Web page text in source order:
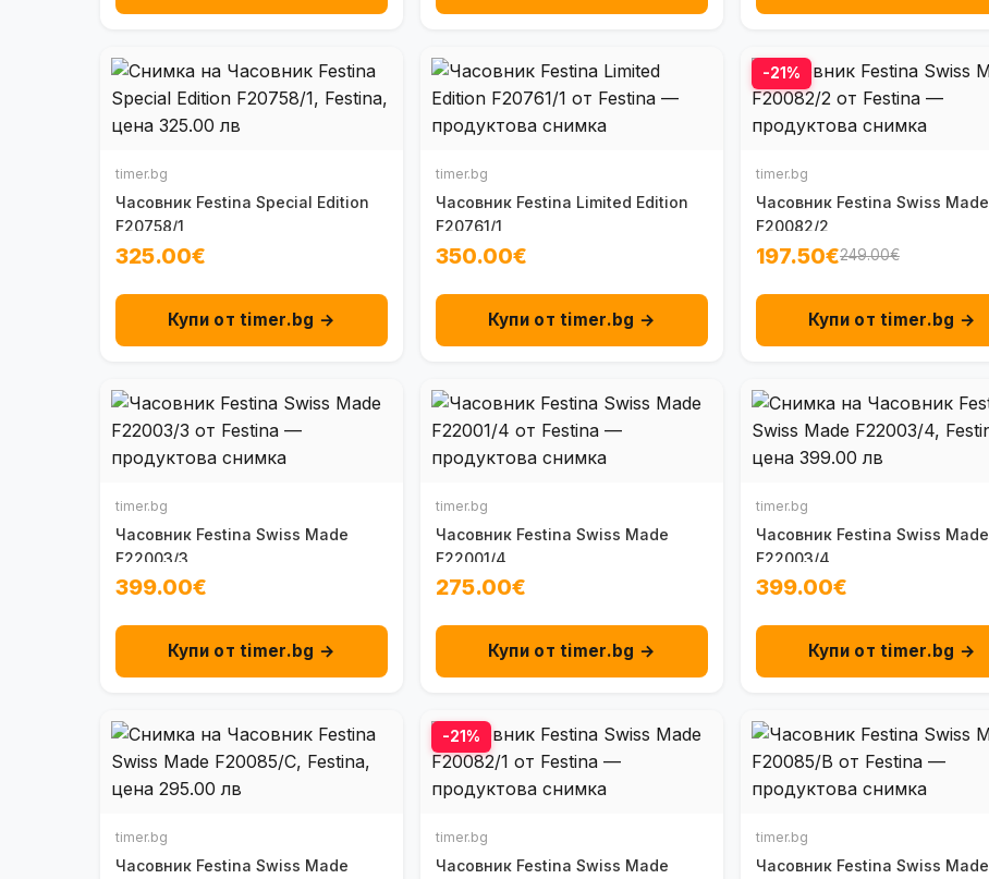
timer.bg
Часовник Festina Special Edition
F20758/1
325.00€
Купи от timer.bg →
timer.bg
Часовник Festina Limited Edition
F20761/1
350.00€
Купи от timer.bg →
-21%
timer.bg
Часовник Festina Swiss Made
F20082/2
197.50€249.00€
Купи от timer.bg →
timer.bg
Часовник Festina Swiss Made
F22003/3
399.00€
Купи от timer.bg →
timer.bg
Часовник Festina Swiss Made
F22001/4
275.00€
Купи от timer.bg →
timer.bg
Часовник Festina Swiss Made
F22003/4
399.00€
Купи от timer.bg →
timer.bg
Часовник Festina Swiss Made
-21%
timer.bg
Часовник Festina Swiss Made
timer.bg
Часовник Festina Swiss Made